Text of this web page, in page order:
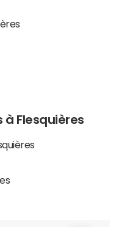
à Flesquières